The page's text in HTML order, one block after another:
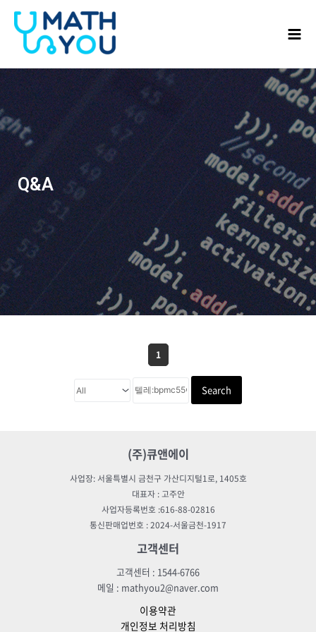
건너뛰기
Q&A
1
Search
(주)큐앤에이
사업장: 서울특별시 금천구 가산디지털1로, 1405호
대표자 : 고주안
사업자등록번호 :616-88-02816
통신판매업번호 : 2024-서울금천-1917
고객센터
고객센터 : 1544-6766
메일 : mathyou2@naver.com
이용약관
개인정보 처리방침